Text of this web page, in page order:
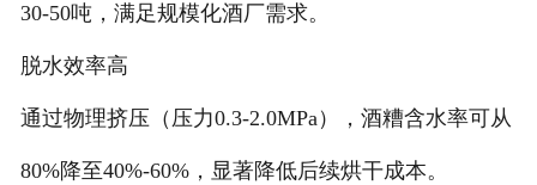
30-50吨，满足规模化酒厂需求‌。
‌脱水效率高‌
通过物理挤压（压力0.3-2.0MPa），酒糟含水率可从
80%降至40%-60%，显著降低后续烘干成本‌。